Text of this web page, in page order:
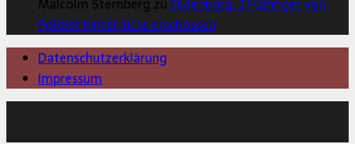
Polizist hinterrücks erschossen
Datenschutzerklärung
Impressum